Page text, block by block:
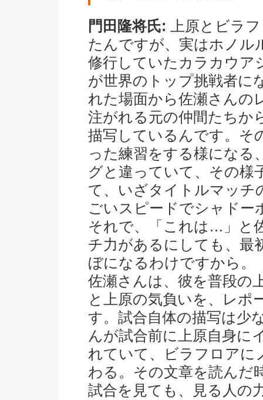
門田隆将氏: 上原とビラ
たんですが、実はホノル
修行していたカラカウア
が世界のトップ挑戦者に
れた場面から佐瀬さんの
注がれる元の仲間たちか
描写しているんです。そ
った練習をする様になる
グと違っていて、その様
て、いざタイトルマッチ
ごいスピードでシャドー
それで、「これは…」と
チ力があるにしても、最
ぼになるわけですから。
佐瀬さんは、彼を普段の
と上原の気負いを、レポ
す。試合自体の描写は少
んが試合前に上原自身に
れていて、ビラフロアに
わる。その文章を読んだ
試合を見ても、見る人の